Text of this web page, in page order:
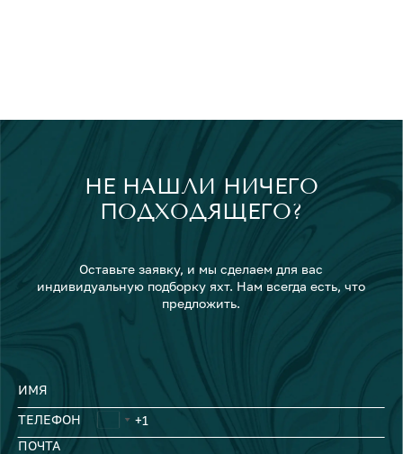
НЕ НАШЛИ НИЧЕГО
ПОДХОДЯЩЕГО?
Оставьте заявку, и мы сделаем для вас
индивидуальную подборку яхт. Нам всегда есть, что
предложить.
ИМЯ
ТЕЛЕФОН
ПОЧТА